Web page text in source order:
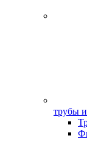
трубы